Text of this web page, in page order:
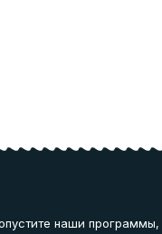
наши программы,